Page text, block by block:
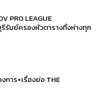
PRO LEAGUE
รัมย์ครองหัวตารางทิ้งห่างทุก
การ+เรื่องย่อ THE